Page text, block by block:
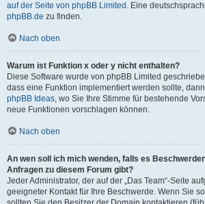
auf der Seite von phpBB Limited . Eine
phpBB.de zu finden.
Nach oben
Warum ist Funktion x oder y nicht enthalten?
Diese Software wurde von phpBB Limited
dass eine Funktion implementiert werden sollte,
phpBB Ideas, wo Sie Ihre Stimme für bestehende
neue Funktionen vorschlagen können.
Nach oben
An wen soll ich mich wenden, falls es
Anfragen zu diesem Forum gibt?
Jeder Administrator, der auf der „Das Team“-Seite
geeigneter Kontakt für Ihre Beschwerde. Wenn Sie